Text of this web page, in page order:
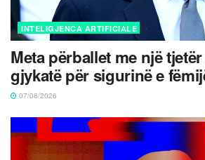
INTELIGJENCA ARTIFICIALE
Meta përballet me një
gjykatë për sigurinë e
07/08/2026